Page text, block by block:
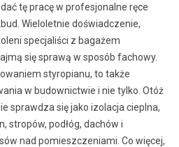
tę pracę w profesjonalne ręce
Wieloletnie doświadczenie,
specjaliści z bagażem
się sprawą w sposób fachowy.
styropianu, to także
w budownictwie i nie tylko. Otóż
sprawdza się jako izolacja cieplna,
stropów, podłóg, dachów i
nad pomieszczeniami. Co więcej,